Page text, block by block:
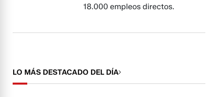
18.000 empleos directos.
LO MÁS DESTACADO DEL DÍA